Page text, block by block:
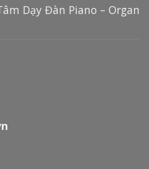
Dạy Đàn Piano – Organ